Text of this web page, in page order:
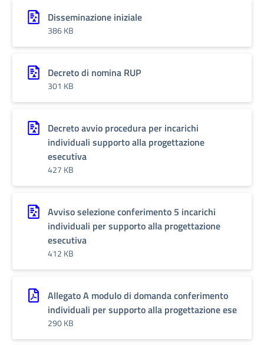
Disseminazione iniziale
386 KB
Decreto di nomina RUP
301 KB
Decreto avvio procedura per incarichi
individuali supporto alla progettazione
esecutiva
427 KB
Avviso selezione conferimento 5 incarichi
individuali per supporto alla progettazione
esecutiva
412 KB
Allegato A modulo di domanda conferimento
individuali per supporto alla progettazione ese
290 KB